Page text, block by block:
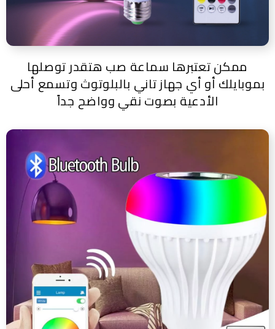
ممكن تعتبرها سماعة صب هتقدر توصلها
بموبايلك أو أي جهاز تاني بالبلوتوث وتسمع أحلى
الأدعية بصوت نقي وواضح جداً